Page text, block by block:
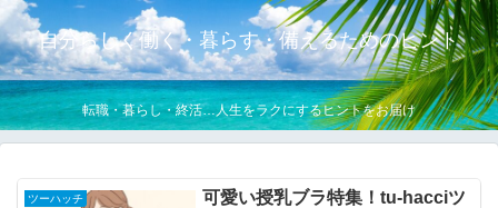
自分らしく働く・暮らす・備えるためのヒント
転職・暮らし・終活…人生をラクにするヒントをお届け
ツーハッチ
可愛い授乳ブラ特集！tu-hacciツ